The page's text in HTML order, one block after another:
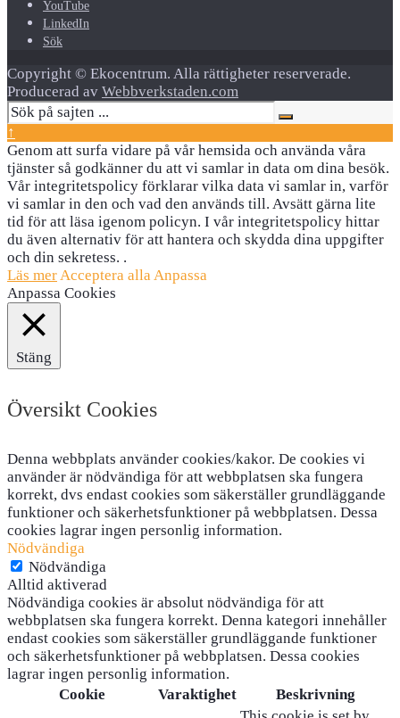
YouTube
LinkedIn
Sök
Copyright © Ekocentrum. Alla rättigheter reserverade.
Producerad av Webbverkstaden.com
↑
Genom att surfa vidare på vår hemsida och använda våra
tjänster så godkänner du att vi samlar in data om dina besök.
Vår integritetspolicy förklarar vilka data vi samlar in, varför
vi samlar in den och vad den används till. Avsätt gärna lite
tid för att läsa igenom policyn. I vår integritetspolicy hittar
du även alternativ för att hantera och skydda dina uppgifter
och din sekretess. .
Läs merAcceptera allaAnpassa
Anpassa Cookies
Stäng
Översikt Cookies
Denna webbplats använder cookies/kakor. De cookies vi
använder är nödvändiga för att webbplatsen ska fungera
korrekt, dvs endast cookies som säkerställer grundläggande
funktioner och säkerhetsfunktioner på webbplatsen. Dessa
cookies lagrar ingen personlig information.
Nödvändiga
Nödvändiga
Alltid aktiverad
Nödvändiga cookies är absolut nödvändiga för att
webbplatsen ska fungera korrekt. Denna kategori innehåller
endast cookies som säkerställer grundläggande funktioner
och säkerhetsfunktioner på webbplatsen. Dessa cookies
lagrar ingen personlig information.
Cookie
Varaktighet Beskrivning